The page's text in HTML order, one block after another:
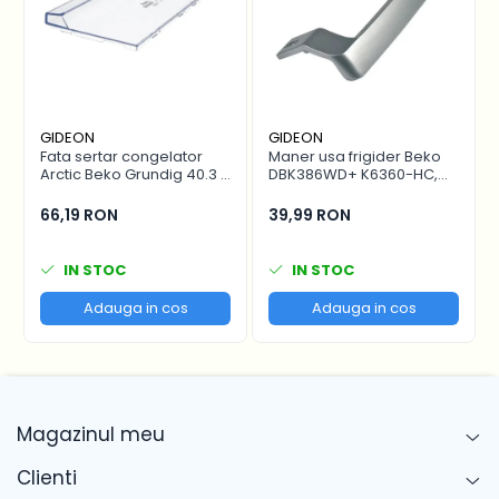
de calitate, cu montaj simplu si
performanta fiabila.
GIDEON
Fata sertar congelator
Arctic Beko Grundig 40.3 x
C00911422
66,19 RON
IN STOC
Adauga in cos
GIDEON
Maner usa frigider Beko
DBK386WD+ K6360-HC,
cm
39,99 RON
IN STOC
Adauga in cos
Magazinul meu
Clienti